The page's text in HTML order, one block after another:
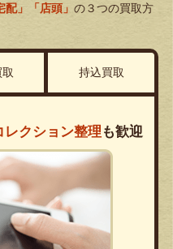
配」「店頭」 の３つの買取方
持込買取
レクション整理 も歓迎